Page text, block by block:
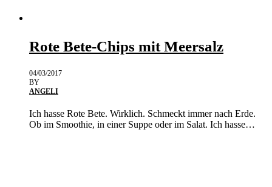
Rote Bete-Chips mit Meersalz
04/03/2017
BY
ANGELI
Ich hasse Rote Bete. Wirklich. Schmeckt immer nach Erde.
Ob im Smoothie, in einer Suppe oder im Salat. Ich hasse…